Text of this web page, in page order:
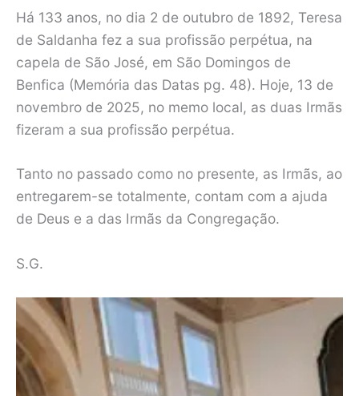
Há 133 anos, no dia 2 de outubro de 1892, Teresa
de Saldanha fez a sua profissão perpétua, na
capela de São José, em São Domingos de
Benfica (Memória das Datas pg. 48). Hoje, 13 de
novembro de 2025, no memo local, as duas Irmãs
fizeram a sua profissão perpétua.
Tanto no passado como no presente, as Irmãs, ao
entregarem-se totalmente, contam com a ajuda
de Deus e a das Irmãs da Congregação.
S.G.